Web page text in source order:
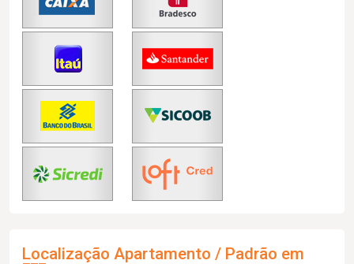
Localização Apartamento / Padrão em